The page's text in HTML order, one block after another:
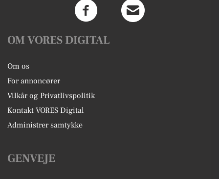
OM VORES DIGITAL
Om os
For annoncører
Vilkår og Privatlivspolitik
Kontakt VORES Digital
Administrer samtykke
GENVEJE